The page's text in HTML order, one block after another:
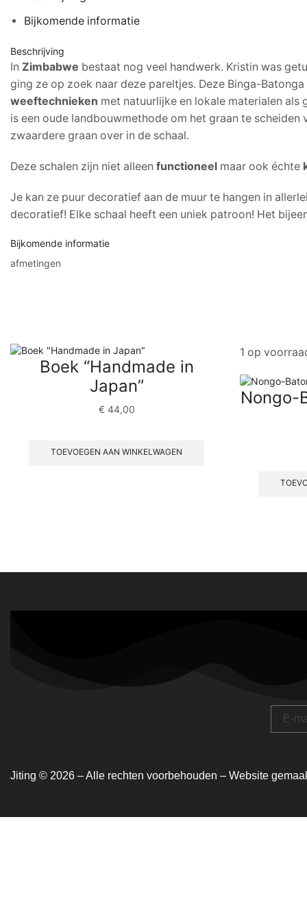
Bijkomende informatie
Beschrijving
In Zimbabwe bestaat nog veel handwerk. Kristin was
ging ze op zoek naar deze pareltjes. Deze Binga-Batonga
weeftechnieken met natuurlijke en lokale materialen als
is een oude landbouwmethode om het graan te
zwaardere graan over in de schaal.
Deze schalen zijn niet alleen functioneel maar ook échte
Je kan ze puur decoratief aan de muur te hangen in
decoratief! Elke schaal heeft een uniek patroon! Het
Bijkomende informatie
afmetingen
Boek “Handmade in
Japan”
€44,00
TOEVOEGEN AAN WINKELWAGEN
1 op
Nongo-
Jiting © 2026 – Alle rechten voorbehouden – Website